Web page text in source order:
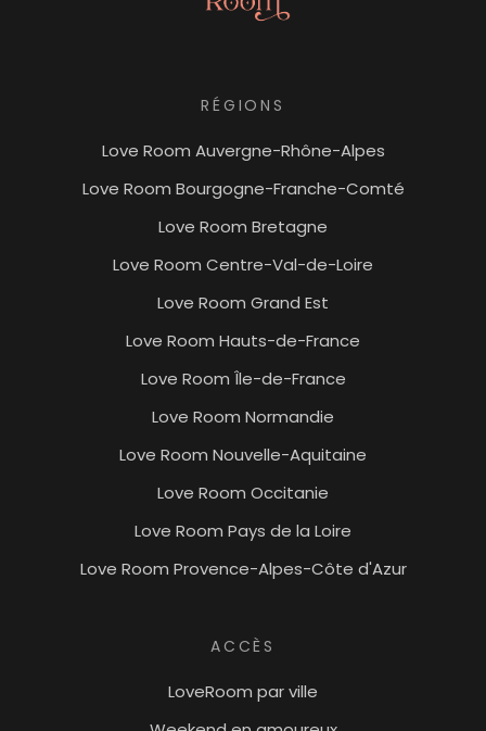
RÉGIONS
Love Room Auvergne-Rhône-Alpes
Love Room Bourgogne-Franche-Comté
Love Room Bretagne
Love Room Centre-Val-de-Loire
Love Room Grand Est
Love Room Hauts-de-France
Love Room Île-de-France
Love Room Normandie
Love Room Nouvelle-Aquitaine
Love Room Occitanie
Love Room Pays de la Loire
Love Room Provence-Alpes-Côte d'Azur
ACCÈS
LoveRoom par ville